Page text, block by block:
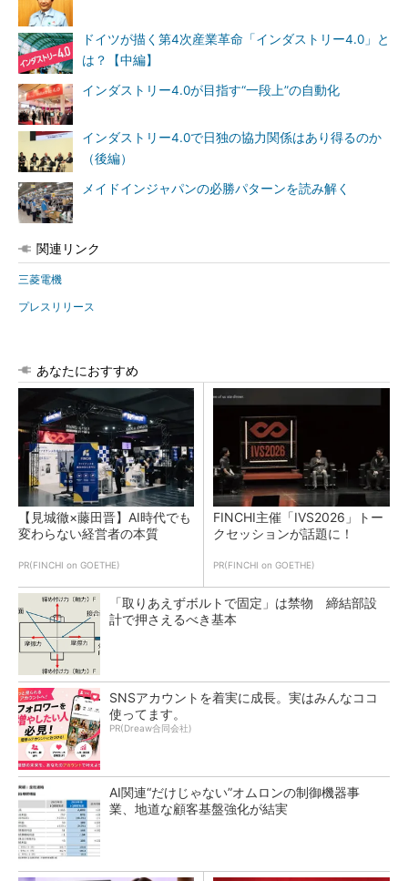
ドイツが描く第4次産業革命「インダストリー4.0」と
は？【中編】
インダストリー4.0が目指す“一段上”の自動化
インダストリー4.0で日独の協力関係はあり得るのか
（後編）
メイドインジャパンの必勝パターンを読み解く
関連リンク
三菱電機
プレスリリース
あなたにおすすめ
【見城徹×藤田晋】AI時代でも
変わらない経営者の本質
PR(FINCHI on GOETHE)
FINCHI主催「IVS2026」トー
クセッションが話題に！
PR(FINCHI on GOETHE)
「取りあえずボルトで固定」は禁物 締結部設
計で押さえるべき基本
SNSアカウントを着実に成長。実はみんなココ
使ってます。
PR(Dreaw合同会社)
AI関連“だけじゃない”オムロンの制御機器事
業、地道な顧客基盤強化が結実